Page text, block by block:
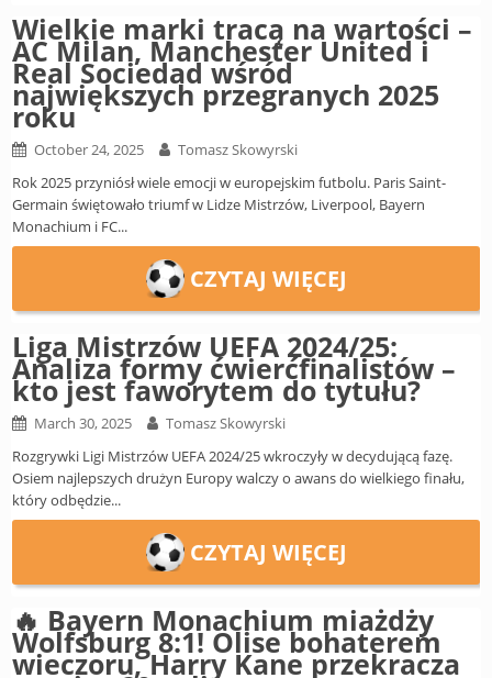
Wielkie marki tracą na wartości –
AC Milan, Manchester United i
Real Sociedad wśród
największych przegranych 2025
roku
October 24, 2025
Tomasz Skowyrski
Rok 2025 przyniósł wiele emocji w europejskim futbolu. Paris Saint-
Germain świętowało triumf w Lidze Mistrzów, Liverpool, Bayern
Monachium i FC...
CZYTAJ WIĘCEJ
Liga Mistrzów UEFA 2024/25:
Analiza formy ćwierćfinalistów –
kto jest faworytem do tytułu?
March 30, 2025
Tomasz Skowyrski
Rozgrywki Ligi Mistrzów UEFA 2024/25 wkroczyły w decydującą fazę.
Osiem najlepszych drużyn Europy walczy o awans do wielkiego finału,
który odbędzie...
CZYTAJ WIĘCEJ
🔥 Bayern Monachium miażdży
Wolfsburg 8:1! Olise bohaterem
wieczoru, Harry Kane przekracza